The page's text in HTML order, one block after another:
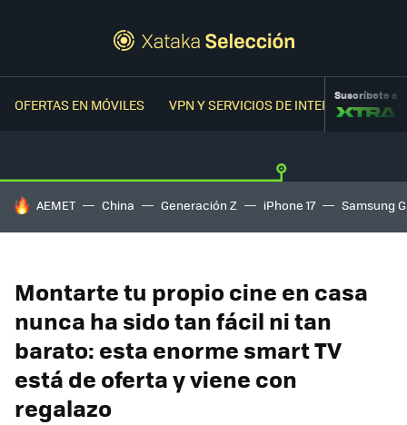
OFERTAS EN MÓVILES VPN Y SERVICIOS DE INTERNETSuscríbete a
HOY SE HABLA DE
AEMET China Generación Z iPhone 17 Samsung
Montarte tu propio cine en casa
nunca ha sido tan fácil ni tan
barato: esta enorme smart TV
está de oferta y viene con
regalazo